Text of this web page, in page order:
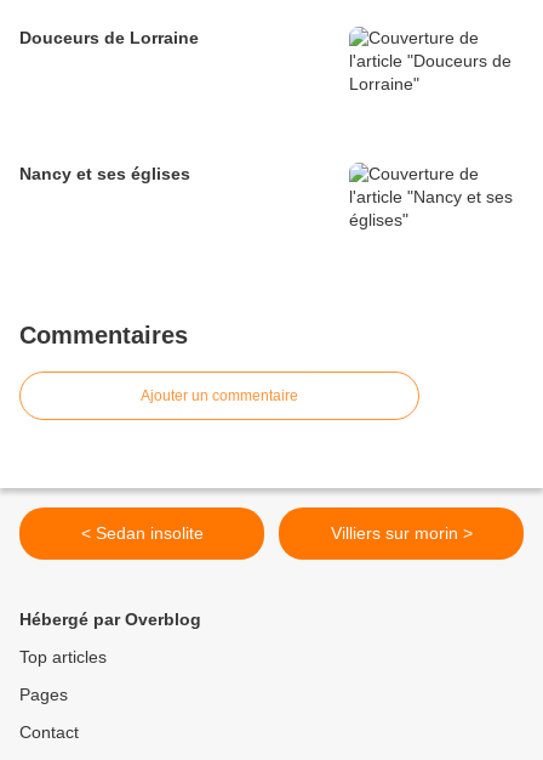
Douceurs de Lorraine
Nancy et ses églises
Commentaires
Ajouter un commentaire
< Sedan insolite Villiers sur morin >
Hébergé par Overblog
Top articles
Pages
Contact